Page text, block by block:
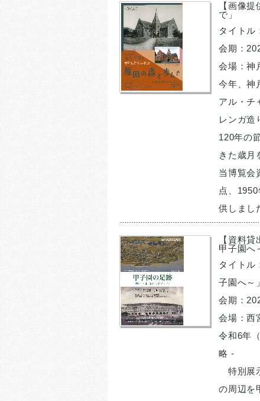
【画像
で」
タイトル
会期：
会場：神
今年、神
アル・チ
レンガ造
120年の
きた歳月
当博覧会
点、
供しまし
【資料
甲子園へ
タイトル
子園へ～」
会期：
会場：西
令和6年
略 -
特別展
の周辺を